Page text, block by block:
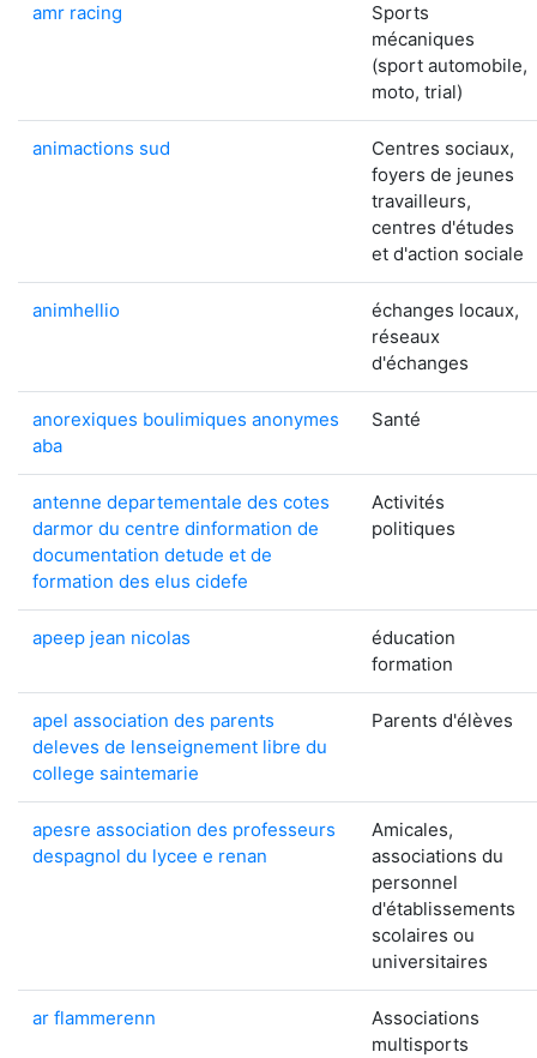
amr racing
Sports
mécaniques
(sport automobile,
moto, trial)
animactions sud
Centres sociaux,
foyers de jeunes
travailleurs,
centres d'études
et d'action sociale
animhellio
échanges locaux,
réseaux
d'échanges
anorexiques boulimiques anonymes
aba
Santé
antenne departementale des cotes
darmor du centre dinformation de
documentation detude et de
formation des elus cidefe
Activités
politiques
apeep jean nicolas
éducation
formation
apel association des parents
deleves de lenseignement libre du
college saintemarie
Parents d'élèves
apesre association des professeurs
despagnol du lycee e renan
Amicales,
associations du
personnel
d'établissements
scolaires ou
universitaires
ar flammerenn
Associations
multisports